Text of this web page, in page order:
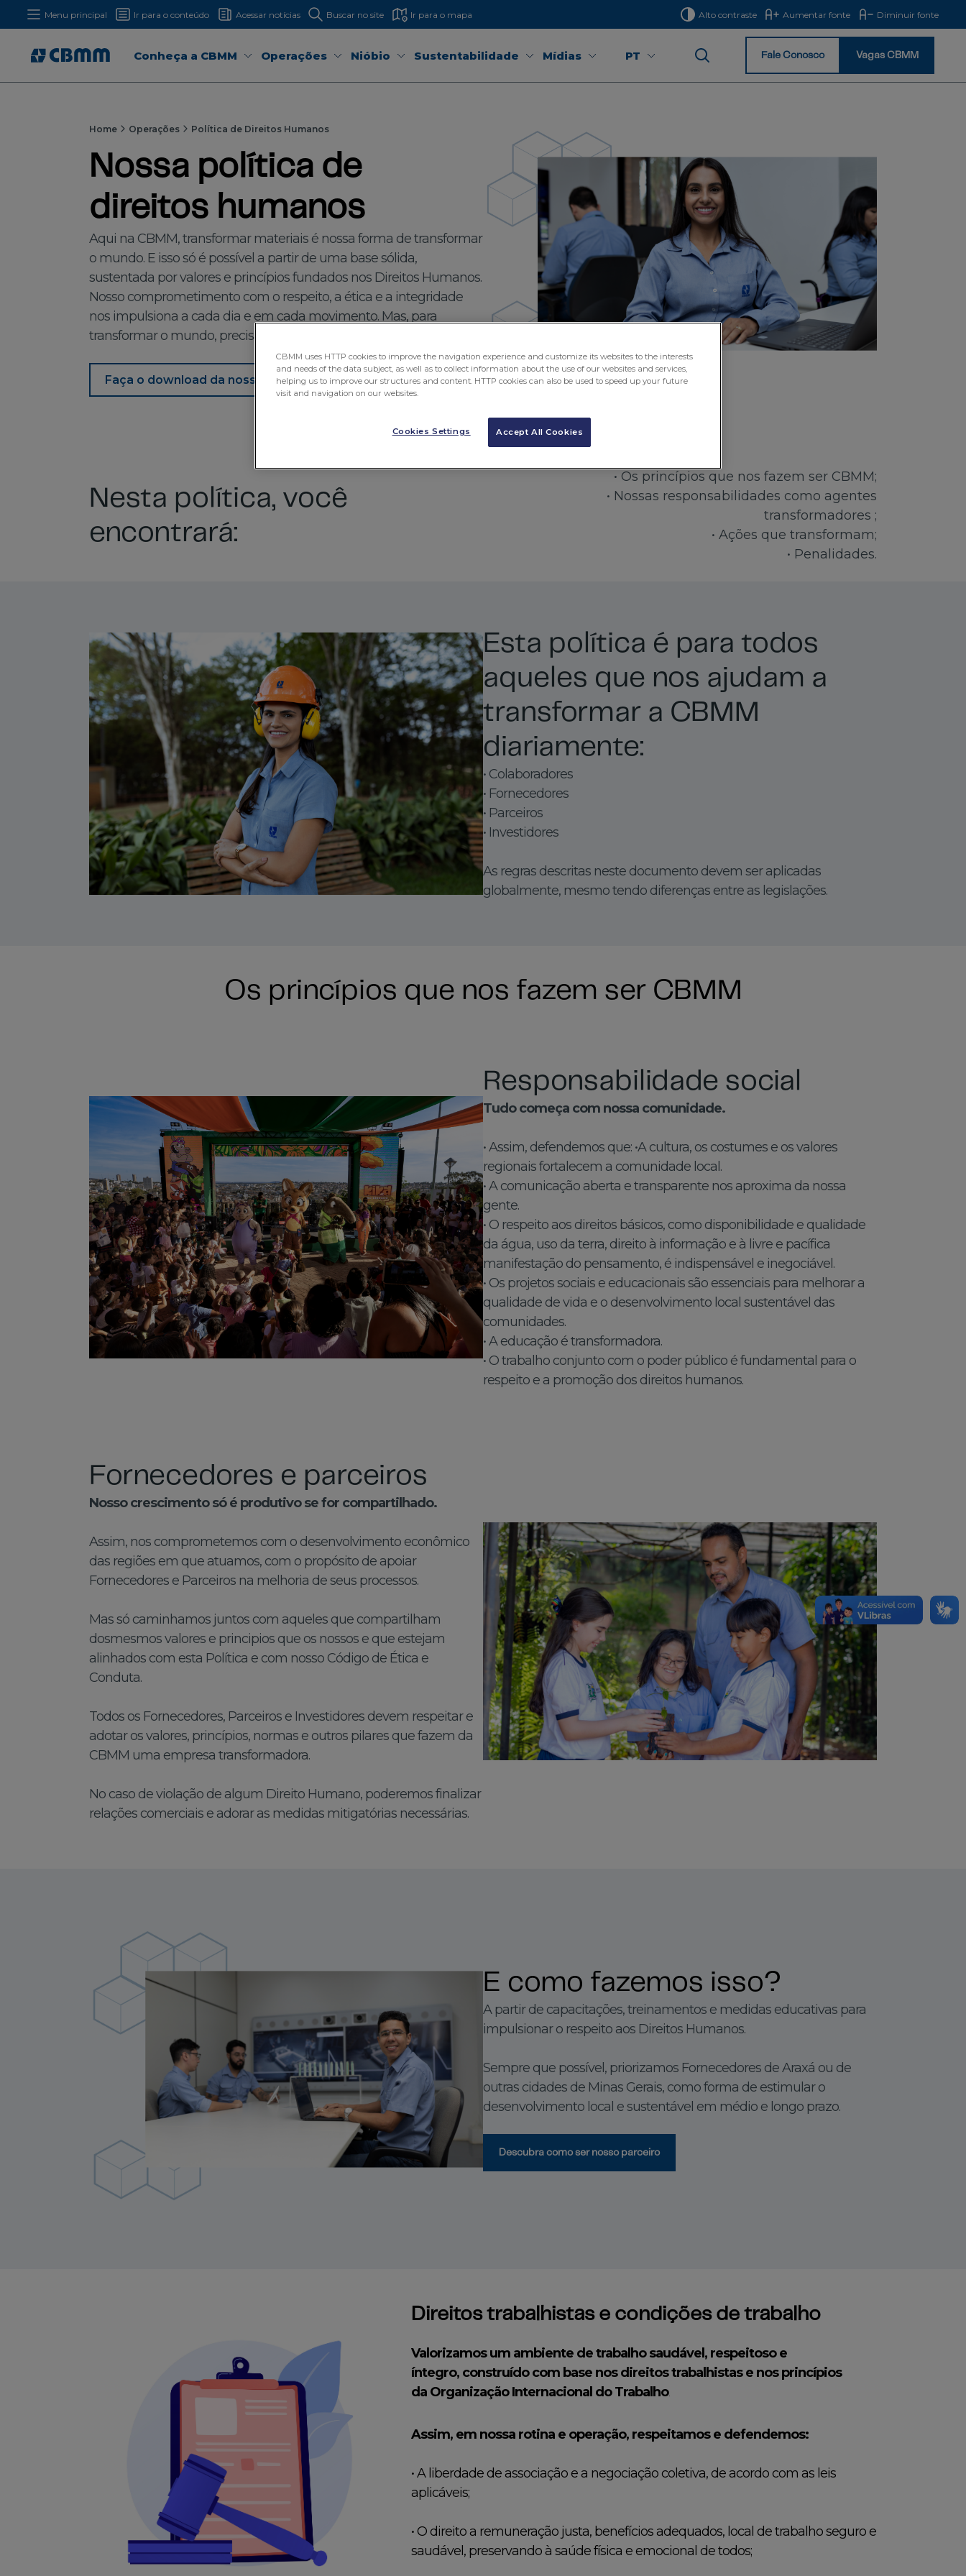
Menu principal Ir para o conteúdo Acessar notícias Buscar no site Ir para o mapa Alto contraste Aumentar fonte Diminuir fonte
Conheça a CBMM Operações Nióbio Sustentabilidade Mídias PT Início Fale Conosco Vagas CBMM
Home Operações Política de Direitos Humanos
Nossa política de
direitos humanos
Aqui na CBMM, transformar materiais é nossa forma de transformar
o mundo. E isso só é possível a partir de uma base sólida,
sustentada por valores e princípios fundados nos Direitos Humanos.
Nosso comprometimento com o respeito, a ética e a integridade
nos impulsiona a cada dia e em cada movimento. Mas, para
transformar o mundo, precisamos olhar para dentro de casa.
Faça o download da nossa Política de Direitos Humanos
Nesta política, você
encontrará:
• Os princípios que nos fazem ser CBMM;
• Nossas responsabilidades como agentes
transformadores ;
• Ações que transformam;
• Penalidades.
Esta política é para todos
aqueles que nos ajudam a
transformar a CBMM
diariamente:
• Colaboradores
• Fornecedores
• Parceiros
• Investidores
As regras descritas neste documento devem ser aplicadas
globalmente, mesmo tendo diferenças entre as legislações.
Os princípios que nos fazem ser CBMM
Responsabilidade social
Tudo começa com nossa comunidade.
• Assim, defendemos que: •A cultura, os costumes e os valores
regionais fortalecem a comunidade local.
• A comunicação aberta e transparente nos aproxima da nossa
gente.
• O respeito aos direitos básicos, como disponibilidade e qualidade
da água, uso da terra, direito à informação e à livre e pacífica
manifestação do pensamento, é indispensável e inegociável.
• Os projetos sociais e educacionais são essenciais para melhorar a
qualidade de vida e o desenvolvimento local sustentável das
comunidades.
• A educação é transformadora.
• O trabalho conjunto com o poder público é fundamental para o
respeito e a promoção dos direitos humanos.
Fornecedores e parceiros
Nosso crescimento só é produtivo se for compartilhado.
Assim, nos comprometemos com o desenvolvimento econômico
das regiões em que atuamos, com o propósito de apoiar
Fornecedores e Parceiros na melhoria de seus processos.
Mas só caminhamos juntos com aqueles que compartilham
dosmesmos valores e principios que os nossos e que estejam
alinhados com esta Política e com nosso Código de Ética e
Conduta.
Todos os Fornecedores, Parceiros e Investidores devem respeitar e
adotar os valores, princípios, normas e outros pilares que fazem da
CBMM uma empresa transformadora.
No caso de violação de algum Direito Humano, poderemos finalizar
relações comerciais e adorar as medidas mitigatórias necessárias.
E como fazemos isso?
A partir de capacitações, treinamentos e medidas educativas para
impulsionar o respeito aos Direitos Humanos.
Sempre que possível, priorizamos Fornecedores de Araxá ou de
outras cidades de Minas Gerais, como forma de estimular o
desenvolvimento local e sustentável em médio e longo prazo.
Descubra como ser nosso parceiro
Direitos trabalhistas e condições de trabalho
Valorizamos um ambiente de trabalho saudável, respeitoso e
íntegro, construído com base nos direitos trabalhistas e nos princípios
da Organização Internacional do Trabalho.
Assim, em nossa rotina e operação, respeitamos e defendemos:
• A liberdade de associação e a negociação coletiva, de acordo com as leis
aplicáveis;
• O direito a remuneração justa, benefícios adequados, local de trabalho seguro e
saudável, preservando à saúde física e emocional de todos;
CBMM uses HTTP cookies to improve the navigation experience and customize its websites to the interests
and needs of the data subject, as well as to collect information about the use of our websites and services,
helping us to improve our structures and content. HTTP cookies can also be used to speed up your future
visit and navigation on our websites.
Accept All Cookies
Cookies Settings